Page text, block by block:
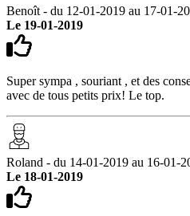
Benoît - du 12-01-2019 au 17-01-
Le 19-01-2019
Super sympa , souriant , et des
avec de tous petits prix! Le top.
Roland - du 14-01-2019 au 16-01-
Le 18-01-2019